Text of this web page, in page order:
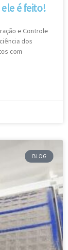
ele é feito!
e Controle
dos
com
BLOG